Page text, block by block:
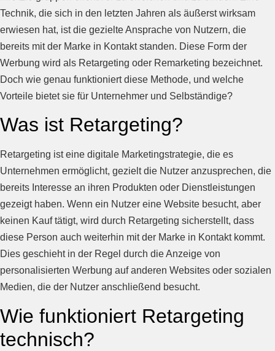
Technik, die sich in den letzten Jahren als äußerst wirksam
erwiesen hat, ist die gezielte Ansprache von Nutzern, die
bereits mit der Marke in Kontakt standen. Diese Form der
Werbung wird als Retargeting oder Remarketing bezeichnet.
Doch wie genau funktioniert diese Methode, und welche
Vorteile bietet sie für Unternehmer und Selbständige?
Was ist Retargeting?
Retargeting ist eine digitale Marketingstrategie, die es
Unternehmen ermöglicht, gezielt die Nutzer anzusprechen, die
bereits Interesse an ihren Produkten oder Dienstleistungen
gezeigt haben. Wenn ein Nutzer eine Website besucht, aber
keinen Kauf tätigt, wird durch Retargeting sicherstellt, dass
diese Person auch weiterhin mit der Marke in Kontakt kommt.
Dies geschieht in der Regel durch die Anzeige von
personalisierten Werbung auf anderen Websites oder sozialen
Medien, die der Nutzer anschließend besucht.
Wie funktioniert Retargeting
technisch?